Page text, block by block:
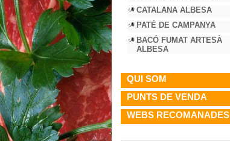
CATALANA ALBESA
PATÉ DE CAMPANYA
BACÓ FUMAT ARTESÀ
ALBESA
QUI SOM
PUNTS DE VENDA
WEBS RECOMANADES